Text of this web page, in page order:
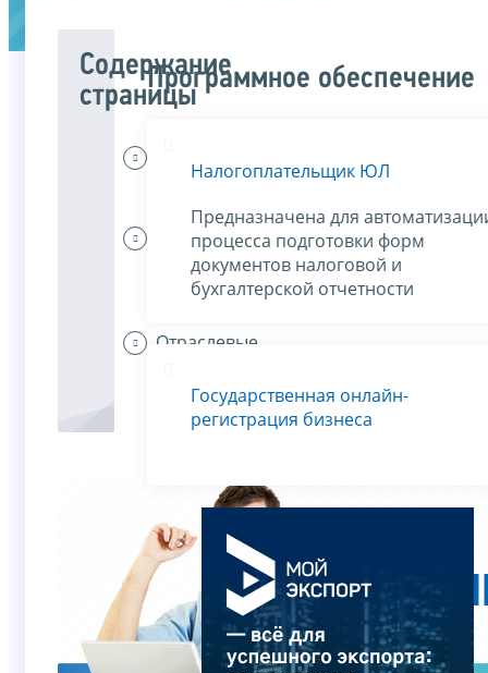
Содержание
страницы
интересует
Индивидуальные
предприниматели
платят налоги
Отраслевые
Программное обеспечение
Налогоплательщик ЮЛ
Предназначена для
процесса подготовки форм
документов налоговой и
бухгалтерской отчетности
Государственная онлайн-
регистрация бизнеса